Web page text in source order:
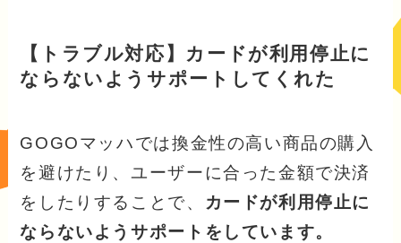
【トラブル対応】カードが利用停止に
ならないようサポートしてくれた
GOGOマッハでは換金性の高い商品の購入
を避けたり、ユーザーに合った金額で決済
をしたりすることで、
カードが利用停止に
ならないようサポートをしています。